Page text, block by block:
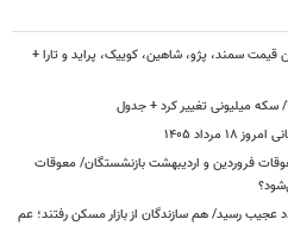
قیمت سمند، پژو، شاهین، کوییک، پراید و تارا +
۱۴۰۵
فروردین و اردیبهشت بازنشستگان/ معوقات
رسید/ هم سازندگان از بازار مسکن رفتند؛ عم